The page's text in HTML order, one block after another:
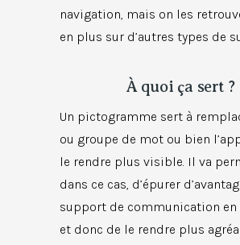
navigation, mais on les
en plus sur d’autres types de
À quoi ça sert ?
Un pictogramme sert à
ou groupe de mot ou bien
le rendre plus visible. Il va
dans ce cas, d’épurer
support de communication en
et donc de le rendre plus